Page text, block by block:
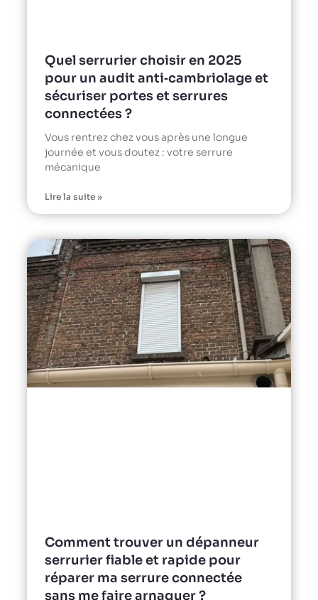
Quel serrurier choisir en 2025
pour un audit anti‑cambriolage et
sécuriser portes et serrures
connectées ?
Vous rentrez chez vous après une longue
journée et vous doutez : votre serrure
mécanique
Lire la suite »
Comment trouver un dépanneur
serrurier fiable et rapide pour
réparer ma serrure connectée
sans me faire arnaquer ?